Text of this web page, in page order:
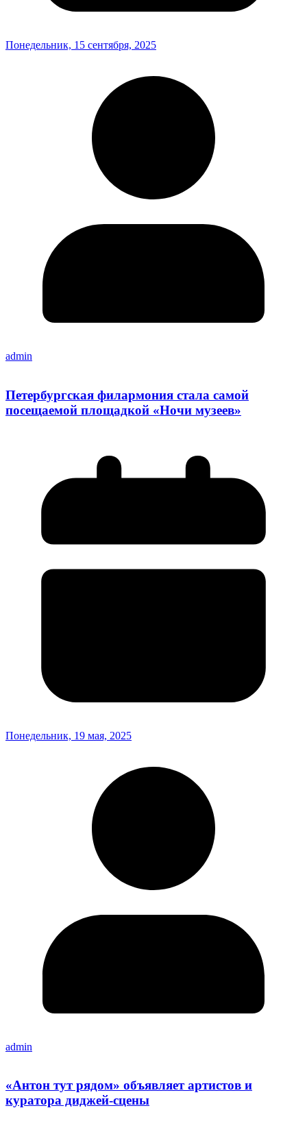
Понедельник, 15 сентября, 2025
admin
Петербургская филармония стала самой
посещаемой площадкой «Ночи музеев»
Понедельник, 19 мая, 2025
admin
«Антон тут рядом» объявляет артистов и
куратора диджей-сцены